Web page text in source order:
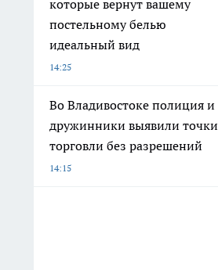
которые вернут вашему
постельному белью
идеальный вид
14:25
Во Владивостоке полиция и
дружинники выявили точки
торговли без разрешений
14:15